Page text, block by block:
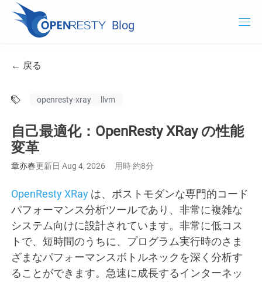
Blog
OpenResty Edge
ドキュメント
OpenResty XRay を試用する
← 戻る
openresty-xray llvm
自己最適化：OpenResty XRay の性能
変革
章亦春更新日 Aug 4, 2026 用時 約8分
OpenResty XRay は、ポストモダンな専門的コード
パフォーマンス分析ツールであり、非常に複雑な
システム向けに設計されています。非常に低コス
トで、短時間のうちに、プログラム実行時のさま
ざまなパフォーマンスボトルネックを深く分析す
ることができます。急速に成長するインターネッ